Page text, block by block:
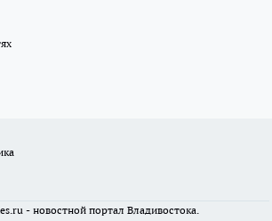
- новостной портал Владивостока.